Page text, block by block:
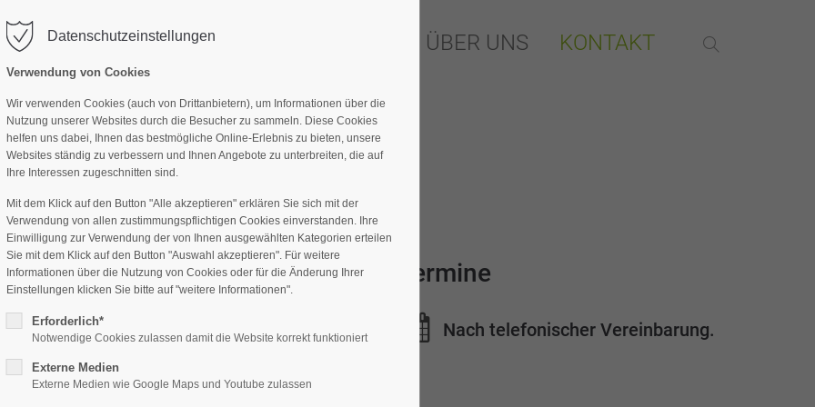
"offcanvas-col2" existiert
Der Eintrag "offcanvas-col3" existiert
Der Eintrag "offcanvas-col4" existiert
BÜROMÖBEL ÜBER UNS KONTAKT
Chairtox-Group UG
92318 Neumarkt
Termine
Nach telefonischer Vereinbarung.
Datenschutzeinstellungen
Verwendung von Cookies
Wir verwenden Cookies (auch von Drittanbietern), um Informationen über die
Nutzung unserer Websites durch die Besucher zu sammeln. Diese Cookies
helfen uns dabei, Ihnen das bestmögliche Online-Erlebnis zu bieten, unsere
Websites ständig zu verbessern und Ihnen Angebote zu unterbreiten, die auf
Ihre Interessen zugeschnitten sind.
Mit dem Klick auf den Button "Alle akzeptieren" erklären Sie sich mit der
Verwendung von allen zustimmungspflichtigen Cookies einverstanden. Ihre
Einwilligung zur Verwendung der von Ihnen ausgewählten Kategorien erteilen
Sie mit dem Klick auf den Button "Auswahl akzeptieren". Für weitere
Informationen über die Nutzung von Cookies oder für die Änderung Ihrer
Einstellungen klicken Sie bitte auf "weitere Informationen".
Erforderlich*
Notwendige Cookies zulassen damit die Website korrekt funktioniert
Externe Medien
Externe Medien wie Google Maps und Youtube zulassen